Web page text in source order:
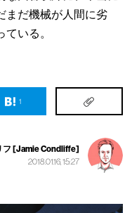
まだ機械が人間に劣
ている。
1
フ [Jamie Condliffe]
2018.01.16, 15:27